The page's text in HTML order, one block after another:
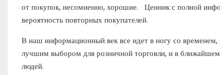
от покупок, несомненно, хорошие. Ценник с полной
вероятность повторных покупателей.
В наш информационный век все идет в ногу со временем,
лучшим выбором для розничной торговли, и в
людей.